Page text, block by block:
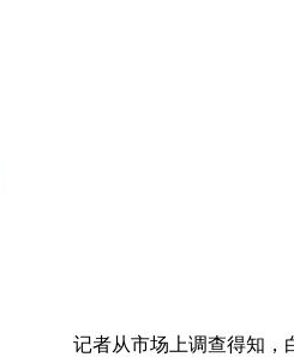
记者从市场上调查得知，白